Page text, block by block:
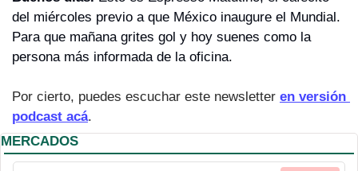
del miércoles previo a que México inaugure el Mundial.
Para que mañana grites gol y hoy suenes como la
persona más informada de la oficina.
Por cierto, puedes escuchar este newsletter en versión
podcast acá.
MERCADOS